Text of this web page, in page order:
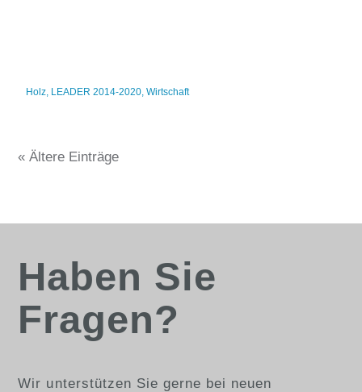
Holz, LEADER 2014-2020,Wirtschaft
« Ältere Einträge
Haben Sie
Fragen?
Wir unterstützen Sie gerne bei neuen